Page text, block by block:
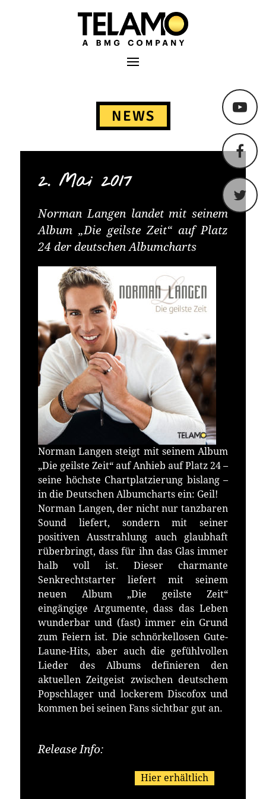
TELAMO
Primäres Menü
NEWS
2. Mai 2017
Norman Langen landet mit seinem
Album „Die geilste Zeit“ auf Platz
24 der deutschen Albumcharts
Norman Langen steigt mit seinem Album
„Die geilste Zeit“ auf Anhieb auf Platz 24 –
seine höchste Chartplatzierung bislang –
in die Deutschen Albumcharts ein: Geil!
Norman Langen, der nicht nur tanzbaren
Sound liefert, sondern mit seiner
positiven Ausstrahlung auch glaubhaft
rüberbringt, dass für ihn das Glas immer
halb voll ist. Dieser charmante
Senkrechtstarter liefert mit seinem
neuen Album „Die geilste Zeit“
eingängige Argumente, dass das Leben
wunderbar und (fast) immer ein Grund
zum Feiern ist. Die schnörkellosen Gute-
Laune-Hits, aber auch die gefühlvollen
Lieder des Albums definieren den
aktuellen Zeitgeist zwischen deutschem
Popschlager und lockerem Discofox und
kommen bei seinen Fans sichtbar gut an.
Release Info:
Hier erhältlich